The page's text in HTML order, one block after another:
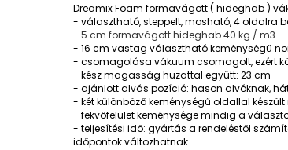
Dreamix Foam formavágott ( hideghab )
- választható, steppelt, mosható, 4 oldalra
- 5 cm formavágott hideghab 40 kg / m3
- 16 cm vastag választható keménységű
- csomagolása vákuum csomagolt, ezért
- kész magasság huzattal együtt: 23 cm
- ajánlott alvás pozíció: hason alvóknak,
- két különböző keménységű oldallal
- fekvőfelület keménysége mindig a
- teljesítési idő: gyártás a rendeléstől
időpontok változhatnak